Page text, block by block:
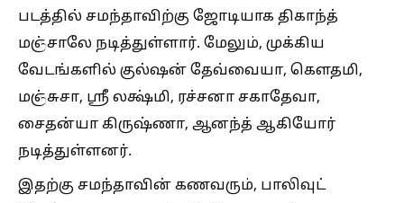
படத்தில் சமந்தாவிற்கு ஜோடியாக திகாந்த்
மஞ்சாலே நடித்துள்ளார். மேலும், முக்கிய
வேடங்களில் குல்ஷன் தேவ்வையா, கௌதமி,
மஞ்சுசா, ஶ்ரீ லக்ஷ்மி, ரச்சனா சகாதேவா,
சைதன்யா கிருஷ்ணா, ஆனந்த் ஆகியோர்
நடித்துள்ளனர்.
இதற்கு சமந்தாவின் கணவரும், பாலிவுட்